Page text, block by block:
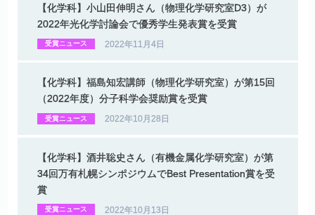
【化学科】 小山田伸明さん （物理化学研究室D3） が
2022年光化学討論会で優秀学生発表賞を受賞
受賞ニュース 2022年11月4日
【化学科】 福島知宏講師（物理化学研究室） が第15回
（2022年度） 分子科学会奨励賞を受賞
受賞ニュース 2022年10月28日
【化学科】 酒井聡史さん （有機金属化学研究室） が第
34回万有札幌シンポジウムでBest Presentation賞を受
賞
受賞ニュース 2022年10月13日